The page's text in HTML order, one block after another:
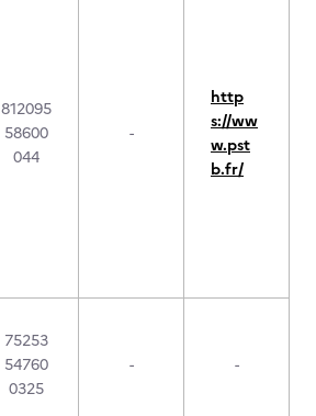
812095
58600
044
-
http
s://ww
w.pst
b.fr/
75253
54760
0325
- -